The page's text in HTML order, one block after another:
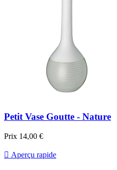
Petit Vase Goutte - Nature
Prix 14,00 €
 Aperçu rapide